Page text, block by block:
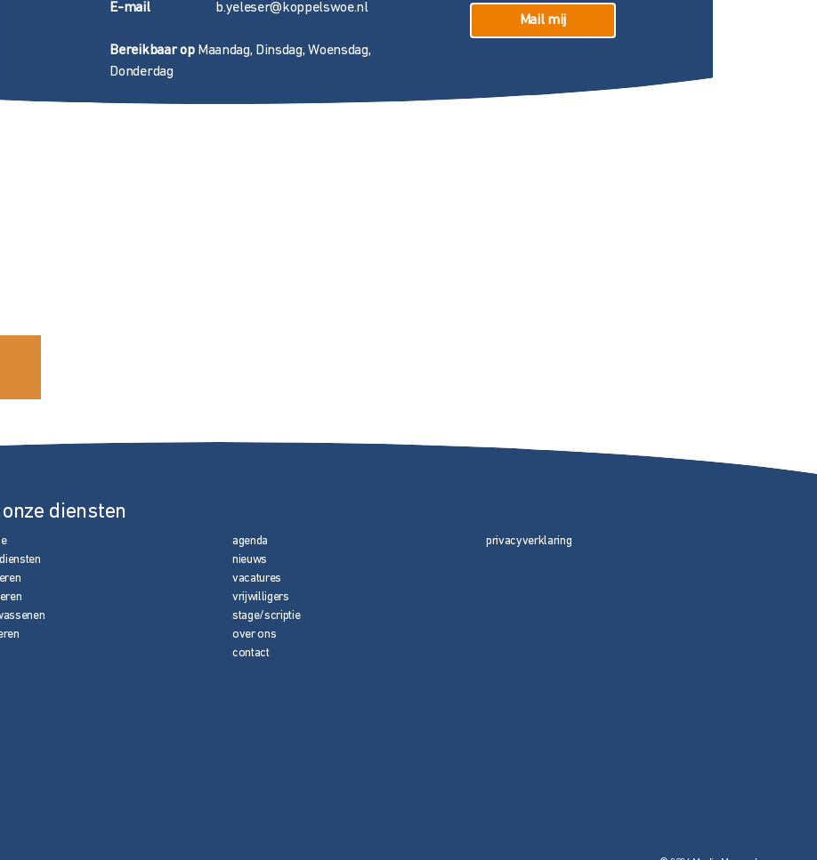
E-mail b.yeleser@koppelswoe.nl
Bereikbaar opMaandag, Dinsdag, Woensdag,
Donderdag
Mail mij
diensten
agenda
nieuws
vacatures
vrijwilligers
stage/scriptie
over ons
contact
privacyverklaring